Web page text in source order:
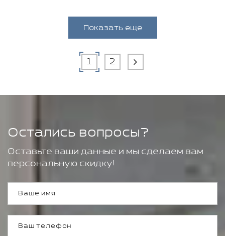
Показать еще
1 2
Остались вопросы?
Оставьте ваши данные и мы сделаем вам
персональную скидку!